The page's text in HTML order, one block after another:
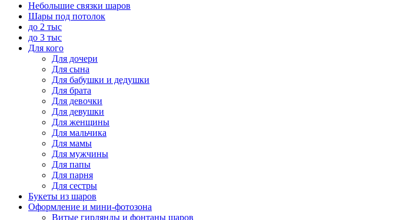
Небольшие связки шаров
Шары под потолок
до 2 тыс
до 3 тыс
Для кого
Для дочери
Для сына
Для бабушки и дедушки
Для брата
Для девочки
Для девушки
Для женщины
Для мальчика
Для мамы
Для мужчины
Для папы
Для парня
Для сестры
Букеты из шаров
Оформление и мини‑фотозона
Витые гирлянды и фонтаны шаров